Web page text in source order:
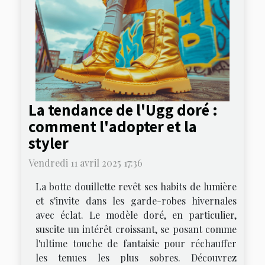
La tendance de l'Ugg doré :
comment l'adopter et la
styler
Vendredi 11 avril 2025 17:36
La botte douillette revêt ses habits de lumière
et s'invite dans les garde-robes hivernales
avec éclat. Le modèle doré, en particulier,
suscite un intérêt croissant, se posant comme
l'ultime touche de fantaisie pour réchauffer
les tenues les plus sobres. Découvrez